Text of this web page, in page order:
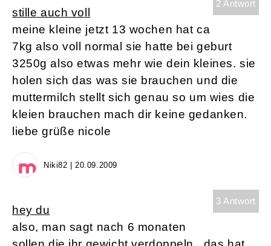
2 Antwort
stille auch voll
meine kleine jetzt 13 wochen hat ca
7kg also voll normal sie hatte bei geburt
3250g also etwas mehr wie dein kleines. sie
holen sich das was sie brauchen und die
muttermilch stellt sich genau so um wies die
kleien brauchen mach dir keine gedanken.
liebe grüße nicole
Niki82 | 20.09.2009
3 Antwort
hey du
also, man sagt nach 6 monaten